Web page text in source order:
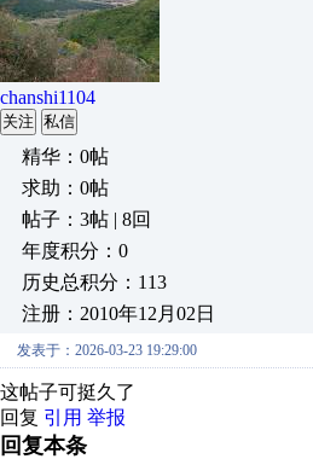
chanshi1104
关注 私信
精华：0帖
求助：0帖
帖子：3帖 | 8回
年度积分：0
历史总积分：113
注册：2010年12月02日
发表于：2026-03-23 19:29:00
这帖子可挺久了
回复 引用 举报
回复本条